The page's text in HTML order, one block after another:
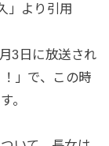
」より引用
3日に放送され
」で、この時
。